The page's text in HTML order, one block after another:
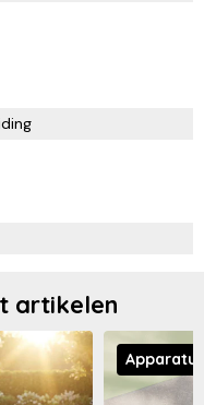
artikelen